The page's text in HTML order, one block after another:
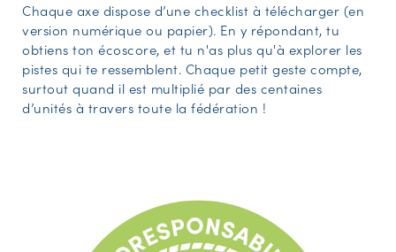
Chaque axe dispose d’une checklist à télécharger (en
version numérique ou papier). En y répondant, tu
obtiens ton écoscore, et tu n'as plus qu'à explorer les
pistes qui te ressemblent. Chaque petit geste compte,
surtout quand il est multiplié par des centaines
d’unités à travers toute la fédération !